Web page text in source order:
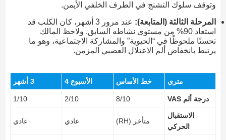
وتوقف سلوك التشنج في الطرف الخلفي الأيمن.
المرحلة الثالثة (المتابعة):
عند مرور 3 أشهر، كان الكلب قد
استعاد 90% من مستوى نشاطه السابق. ولاحظ المالك
تحسنًا ملحوظًا في “الحيوية” والمشاركة الاجتماعية، وهو ما
يرتبط بانخفاض ألم الاعتلال العصبي المزمن.
متري خط الأساس الأسبوع 4 3 أشهر
درجة ألم VAS 8/10
2/10
1/10
الاستقبال
الحركي
متأخر (RH) عادي عادي